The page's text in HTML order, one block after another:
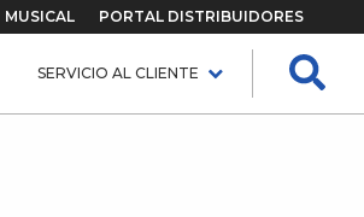
MUSICAL PORTAL DISTRIBUIDORES
SERVICIO AL CLIENTE